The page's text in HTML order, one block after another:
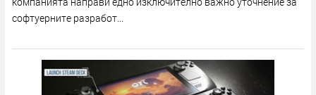
софтуерните разработ...